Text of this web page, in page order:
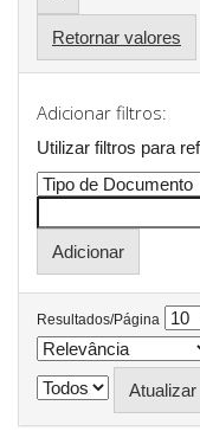
Retornar valores
Adicionar filtros:
Utilizar filtros para
Resultados/Página